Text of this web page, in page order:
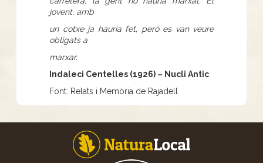
jovent, amb
un cotxe ja hauria fet, però es van veure
obligats a
marxar.
Indaleci Centelles (1926) – Nucli Antic
Font: Relats i Memòria de Rajadell